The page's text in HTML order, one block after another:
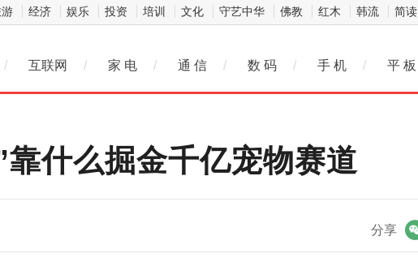
经济 娱乐 投资 培训 文化 守艺中华 佛教 红木 韩流 简读
/ 互联网 / 家 电 / 通 信 / 数 码 / 手 机 / 平 板
什么掘金千亿宠物赛道
分享